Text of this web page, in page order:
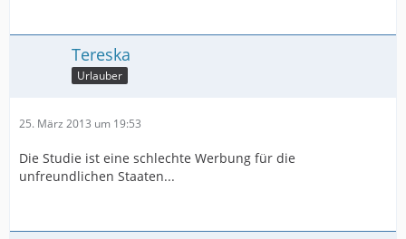
Tereska
Urlauber
25. März 2013 um 19:53
Die Studie ist eine schlechte Werbung für die
unfreundlichen Staaten...